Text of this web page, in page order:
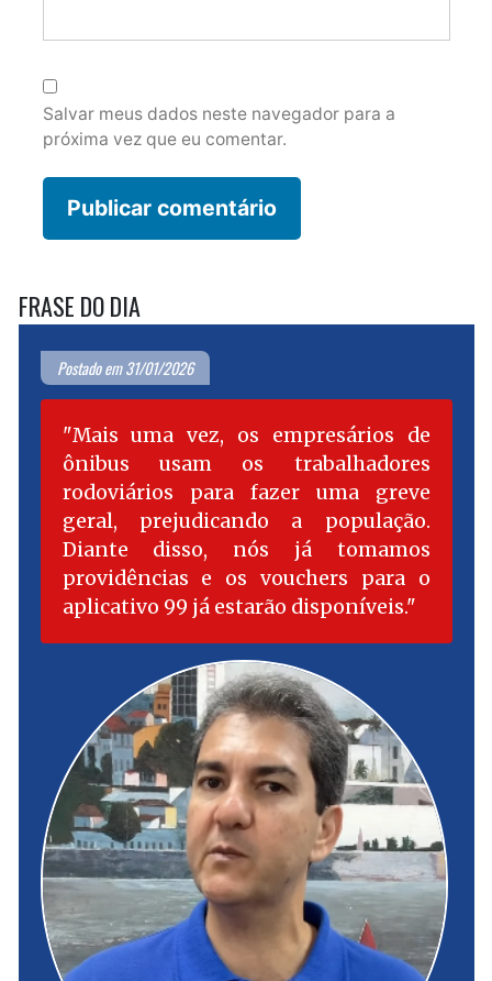
Salvar meus dados neste navegador para a
próxima vez que eu comentar.
FRASE DO DIA
Postado em 31/01/2026
Mais uma vez, os empresários de
ônibus usam os trabalhadores
rodoviários para fazer uma greve
geral, prejudicando a população.
Diante disso, nós já tomamos
providências e os vouchers para o
aplicativo 99 já estarão disponíveis.